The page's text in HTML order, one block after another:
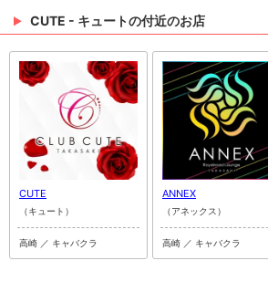
CUTE - キュートの付近のお店
CUTE
（キュート）
高崎 ／ キャバクラ
ANNEX
（アネックス）
高崎 ／ キャバクラ